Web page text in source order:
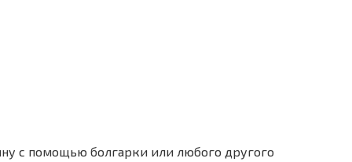
с помощью болгарки или любого другого